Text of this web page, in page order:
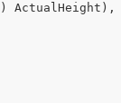
) ActualHeight ),